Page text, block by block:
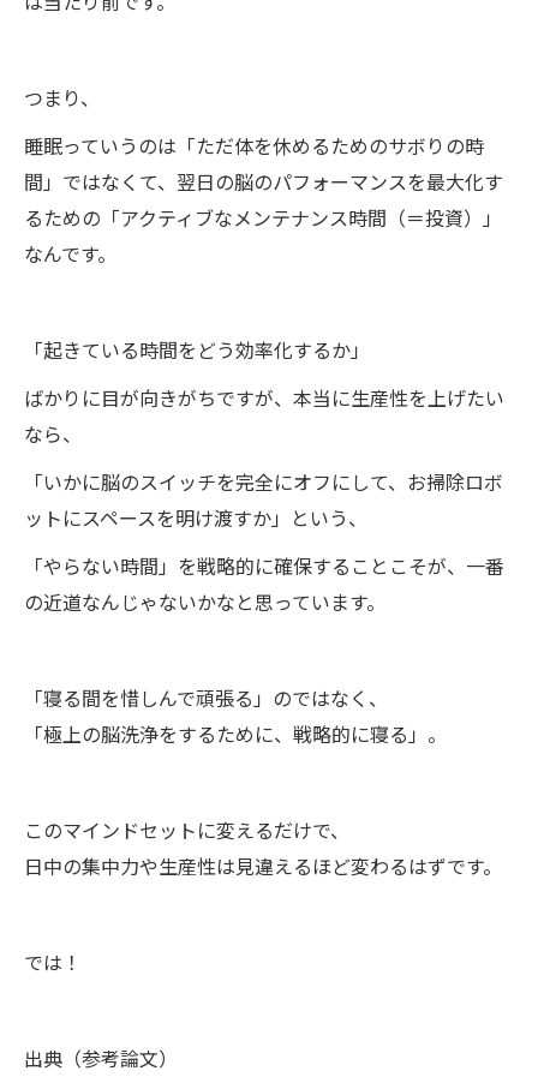
つまり、
睡眠っていうのは「ただ体を休めるためのサボりの時
間」ではなくて、翌日の脳のパフォーマンスを最大化す
るための「アクティブなメンテナンス時間（＝投資）」
なんです。
「起きている時間をどう効率化するか」
ばかりに目が向きがちですが、本当に生産性を上げたい
なら、
「いかに脳のスイッチを完全にオフにして、お掃除ロボ
ットにスペースを明け渡すか」という、
「やらない時間」を戦略的に確保することこそが、一番
の近道なんじゃないかなと思っています。
「寝る間を惜しんで頑張る」のではなく、
「極上の脳洗浄をするために、戦略的に寝る」。
このマインドセットに変えるだけで、
日中の集中力や生産性は見違えるほど変わるはずです。
では！
出典（参考論文）